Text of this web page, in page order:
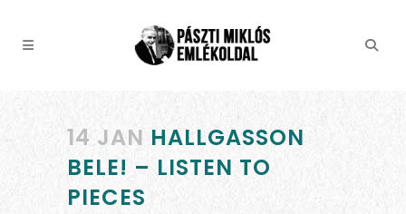
14 JAN HALLGASSON
BELE! – LISTEN TO
PIECES